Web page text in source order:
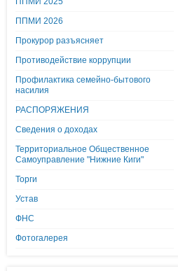
ППМИ 2026
Прокурор разъясняет
Противодействие коррупции
Профилактика семейно-бытового
насилия
РАСПОРЯЖЕНИЯ
Сведения о доходах
Территориальное Общественное
Самоуправление "Нижние Киги"
Торги
Устав
ФНС
Фотогалерея